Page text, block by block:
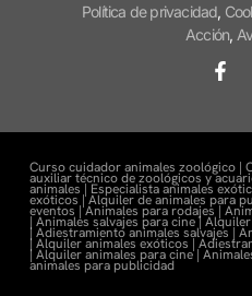
Política de privacidad,
Acción,
Curso cuidador animales zoológico |
auxiliar técnico de zoológicos y
animales | Especialista animales
exóticos |Alquiler de animales para
eventos |Animales para rodajes |
| Animales salvajes para cine | Alquiler
| Adiestramiento animales salvajes |
| Alquiler animales exóticos |
| Alquiler animales para cine |
animales para publicidad